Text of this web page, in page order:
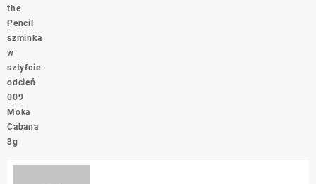
the
Pencil
szminka
w
sztyfcie
odcień
009
Moka
Cabana
3g